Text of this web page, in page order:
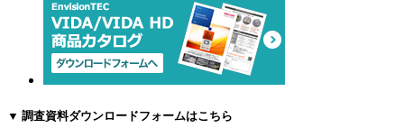
▼ 調査資料ダウンロードフォームはこちら